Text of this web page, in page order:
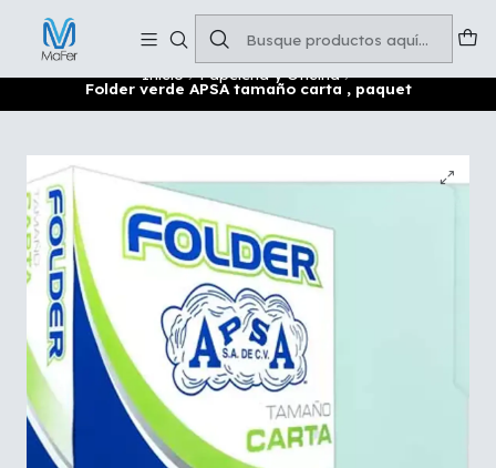
Inicio Papelería y Oficina
Folder verde APSA tamaño carta , paquet